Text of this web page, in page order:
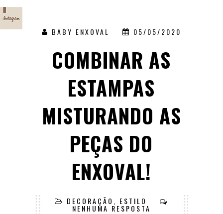
BABY ENXOVAL 05/05/2020
COMBINAR AS
ESTAMPAS
MISTURANDO AS
PEÇAS DO
ENXOVAL!
DECORAÇÃO ESTILO
NENHUMA RESPOSTA